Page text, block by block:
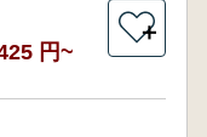
円~
＋